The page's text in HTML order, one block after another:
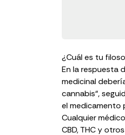
¿Cuál es tu
En la respuesta
medicinal
cannabis“,
el medicamento
Cualquier
CBD, THC y